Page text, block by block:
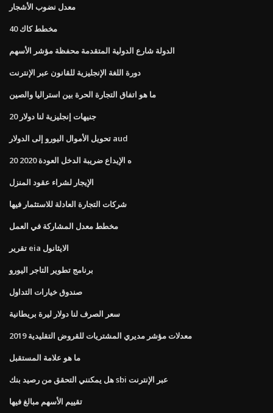
معدل نضوب الأشجار
مخطط كاك 40
الدولة شارع الدولية المتقدمة محفظة مؤشر الأسهم
دورة اللغة الإنجليزية للقانون عبر الإنترنت
ما هو اتفاق التجارة الحرة بين استراليا والصين
20 جنيهات إنجليزية لنا دولار
تحويل الأموال اليورو إلى الدولار aud
ه الإيداع ضريبة الدخل العودة 2020 20
الإيجار لشراء عقود المنزل
شركات التجارة العادلة للاستثمار فيها
مخطط معدل المشاركة في العمل
تقرير eia الايثانول
برنامج تطوير التاجر اليورو
صندوق خيارات التداول
سعر الصرف لنا دولار ليرة بريطانية
معدلات مؤشر مديري المشتريات للقروض التقليدية 2019
ما هو علامة المستقبل
هل يمكنني التحقق من رصيد بنك sbi عبر الإنترنت
تقييم الأسهم مبالغ فيها